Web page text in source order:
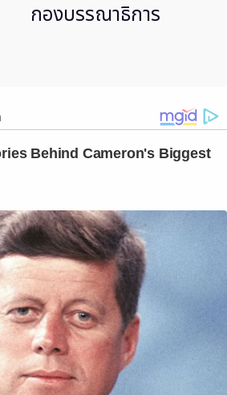
กองบรรณาธิการ
Behind Cameron's Biggest